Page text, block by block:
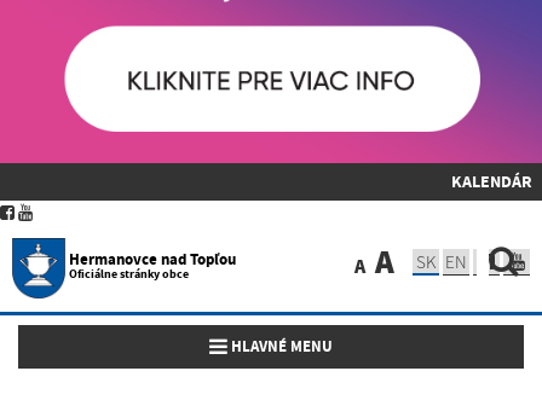
KALENDÁR
Hermanovce nad Topľou
Oficiálne stránky obce A A SK EN
Toggle navigation
HLAVNÉ MENU